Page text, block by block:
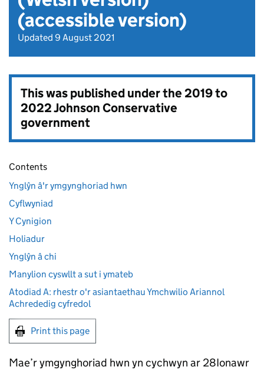
(accessible version)
Updated 9 August 2021
This was published under the2019 to
2022 Johnson Conservative
government
Contents
Ynglŷn â'r ymgynghoriad hwn
Cyflwyniad
Y Cynigion
Holiadur
Ynglŷn â chi
Manylion cyswllt a sut i ymateb
Atodiad A: rhestr o'r asiantaethau Ymchwilio Ariannol
Achrededig cyfredol
Print this page
Mae’r ymgynghoriad hwn yn cychwyn ar 28Ionawr